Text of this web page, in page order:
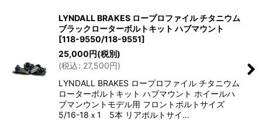
絞り込む
LYNDALL BRAKES ロープロファイル チタニウム
ブラックローターボルトキット ハブマウント
[118-9550/118-9551]
25,000円(税別)
(税込: 27,500円)
LYNDALL BRAKES ロープロファイル チタニウム
ローターボルトキット ハブマウント ホイールハ
ブマンウントモデル用 フロントボルトサイズ
5/16-18ｘ1 5本 リアボルトサイ…